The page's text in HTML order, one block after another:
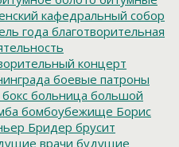
кафедральный собор
года благотворительная
концерт
боевые патроны
бокс больница большой
бомбоубежище Борис
Бридер брусит
врачи будущие